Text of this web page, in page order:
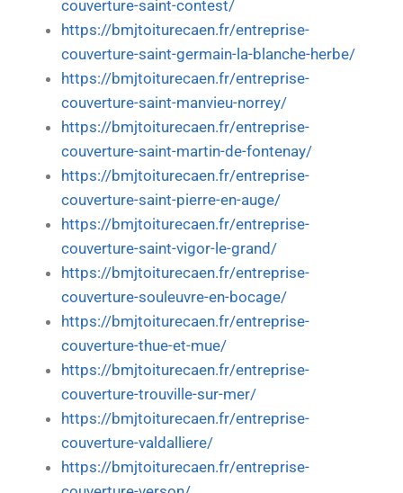
couverture-saint-contest/
https://bmjtoiturecaen.fr/entreprise-
couverture-saint-germain-la-blanche-herbe/
https://bmjtoiturecaen.fr/entreprise-
couverture-saint-manvieu-norrey/
https://bmjtoiturecaen.fr/entreprise-
couverture-saint-martin-de-fontenay/
https://bmjtoiturecaen.fr/entreprise-
couverture-saint-pierre-en-auge/
https://bmjtoiturecaen.fr/entreprise-
couverture-saint-vigor-le-grand/
https://bmjtoiturecaen.fr/entreprise-
couverture-souleuvre-en-bocage/
https://bmjtoiturecaen.fr/entreprise-
couverture-thue-et-mue/
https://bmjtoiturecaen.fr/entreprise-
couverture-trouville-sur-mer/
https://bmjtoiturecaen.fr/entreprise-
couverture-valdalliere/
https://bmjtoiturecaen.fr/entreprise-